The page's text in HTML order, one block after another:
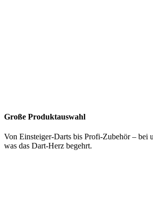
Große Produktauswahl
Von Einsteiger-Darts bis Profi-Zubehör – bei
was das Dart-Herz begehrt.